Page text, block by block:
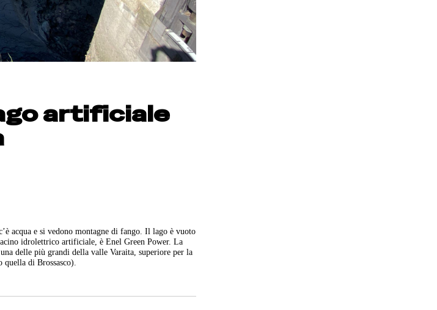
artificiale
acqua e si vedono montagne di fango. Il lago è vuoto
idrolettrico artificiale, è Enel Green Power. La
delle più grandi della valle Varaita, superiore per la
di Brossasco).